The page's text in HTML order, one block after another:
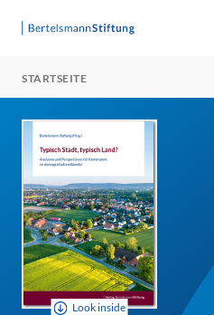
STARTSEITE
Look inside